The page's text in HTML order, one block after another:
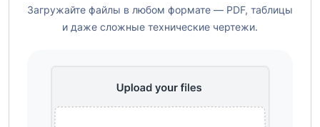
Загружайте файлы в любом формате — PDF, таблицы
и даже сложные технические чертежи.